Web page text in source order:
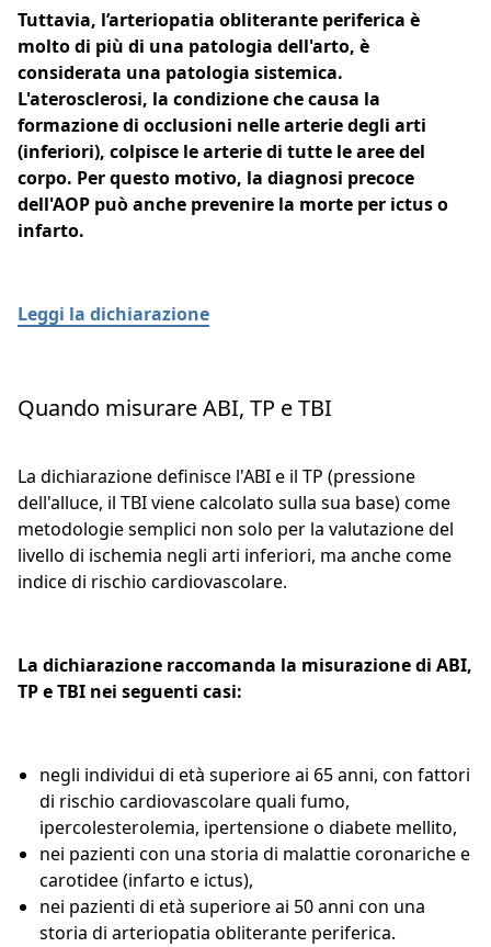
Tuttavia, l’arteriopatia obliterante periferica è
molto di più di una patologia dell'arto, è
considerata una patologia sistemica.
L'aterosclerosi, la condizione che causa la
formazione di occlusioni nelle arterie degli arti
(inferiori), colpisce le arterie di tutte le aree del
corpo. Per questo motivo, la diagnosi precoce
dell'AOP può anche prevenire la morte per ictus o
infarto.
Leggi la dichiarazione
Quando misurare ABI, TP e TBI
La dichiarazione definisce l'ABI e il TP (pressione
dell'alluce, il TBI viene calcolato sulla sua base) come
metodologie semplici non solo per la valutazione del
livello di ischemia negli arti inferiori, ma anche come
indice di rischio cardiovascolare.
La dichiarazione raccomanda la misurazione di ABI,
TP e TBI nei seguenti casi:
negli individui di età superiore ai 65 anni, con fattori
di rischio cardiovascolare quali fumo,
ipercolesterolemia, ipertensione o diabete mellito,
nei pazienti con una storia di malattie coronariche e
carotidee (infarto e ictus),
nei pazienti di età superiore ai 50 anni con una
storia di arteriopatia obliterante periferica.